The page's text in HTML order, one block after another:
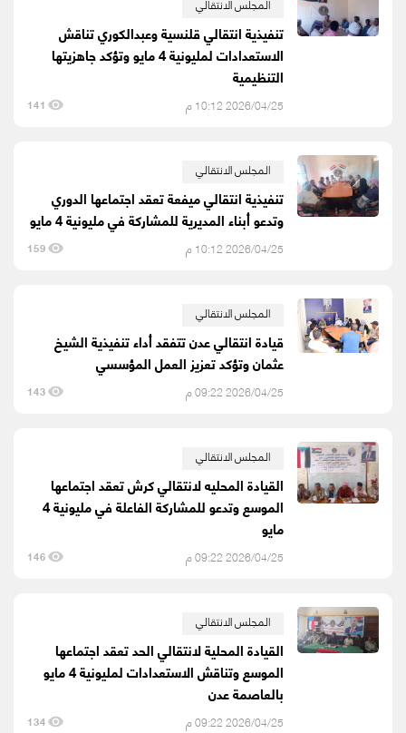
تنفيذية انتقالي قلنسية وعبدالكوري تناقش
الاستعدادات لمليونية 4 مايو وتؤكد جاهزيتها
التنظيمية
2026/04/25 10:12 م 141
المجلس الانتقالي
تنفيذية انتقالي ميفعة تعقد اجتماعها الدوري
وتدعو أبناء المديرية للمشاركة في مليونية 4 مايو
2026/04/25 10:12 م 159
المجلس الانتقالي
قيادة انتقالي عدن تتفقد أداء تنفيذية الشيخ
عثمان وتؤكد تعزيز العمل المؤسسي
2026/04/25 09:22 م 143
المجلس الانتقالي
القيادة المحليه لانتقالي كرش تعقد اجتماعها
الموسع وتدعو للمشاركة الفاعلة في مليونية 4
مايو
2026/04/25 09:22 م 146
المجلس الانتقالي
القيادة المحلية لانتقالي الحد تعقد اجتماعها
الموسع وتناقش الاستعدادات لمليونية 4 مايو
بالعاصمة عدن
2026/04/25 09:22 م 134